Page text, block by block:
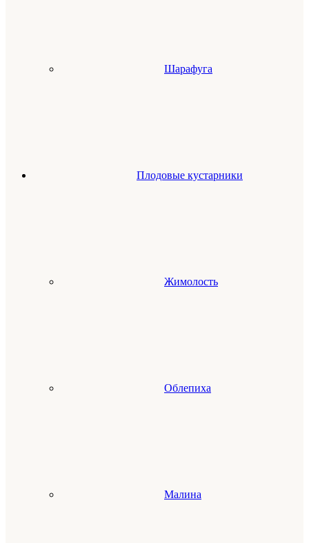
Шарафуга
Плодовые кустарники
Жимолость
Облепиха
Малина